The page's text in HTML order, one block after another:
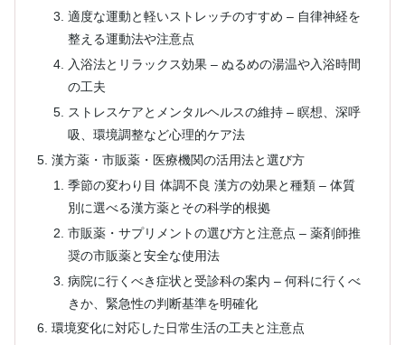
適度な運動と軽いストレッチのすすめ – 自律神経を
整える運動法や注意点
入浴法とリラックス効果 – ぬるめの湯温や入浴時間
の工夫
ストレスケアとメンタルヘルスの維持 – 瞑想、深呼
吸、環境調整など心理的ケア法
漢方薬・市販薬・医療機関の活用法と選び方
季節の変わり目 体調不良 漢方の効果と種類 – 体質
別に選べる漢方薬とその科学的根拠
市販薬・サプリメントの選び方と注意点 – 薬剤師推
奨の市販薬と安全な使用法
病院に行くべき症状と受診科の案内 – 何科に行くべ
きか、緊急性の判断基準を明確化
環境変化に対応した日常生活の工夫と注意点